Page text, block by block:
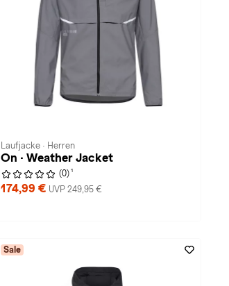
Laufjacke · Herren
On · Weather Jacket
(0) 1
174,99 € UVP 249,95 €
Sale